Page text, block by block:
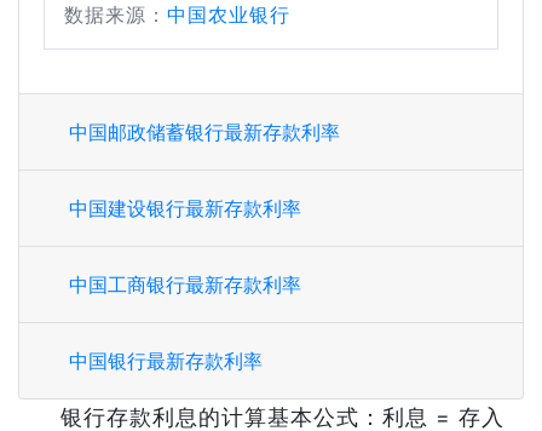
数据来源： 中国农业银行
中国邮政储蓄银行最新存款利率
中国建设银行最新存款利率
中国工商银行最新存款利率
中国银行最新存款利率
银行存款利息的计算基本公式：利息 = 存入